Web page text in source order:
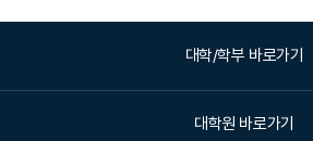
대학/학부 바로가기
대학원 바로가기